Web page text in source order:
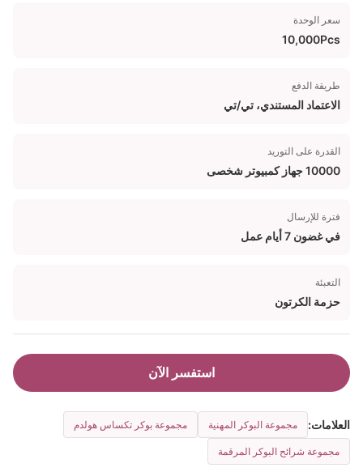
سعر الوحدة
10,000Pcs
طريقة الدفع
الاعتماد المستندي، تي/تي
القدرة على التوريد
10000 جهاز كمبيوتر شخصى
فترة للإرسال
في غضون 7 أيام عمل
التعبئة
حزمة الكرتون
استفسر الآن
العلامات: مجموعة البوكر المهنية مجموعة بوكر تكساس هولدم
مجموعة شرائح البوكر المرقمة